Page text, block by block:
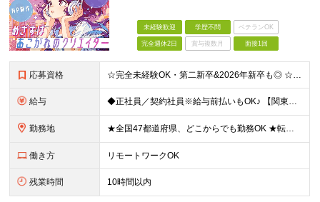
未経験歓迎 学歴不問 ベテランOK
完全週休2日 賞与複数月 面接1回
応募資格 ☆完全未経験OK・第二新卒&2026年新卒も◎ ☆社員の7割が20代 ☆経歴・ブランク不問 ※学歴不問 …━━━━━━━━━━ 未経験スタート前提のポテンシャル採用です。 毎月全国で複数人を採用して
給与 ◆正社員／契約社員※給与前払いもOK♪ 【関東（一都三県）】 月給25万円～ ※固定残業代（月20時間分／月3万2383円）を含む。超過分は別途支給。 ※試用期間中の給与は月給22万円～ 【関東（北
勤務地 ★全国47都道府県、どこからでも勤務OK ★転勤なし！腰を据えて活躍◎ ★マイカー通勤OK（拠点による） ★業務に慣れたら、ゆくゆくはリモート併用やフルリモートも可能 全国のお客様先にて勤務していた
働き方 リモートワークOK
残業時間 10時間以内